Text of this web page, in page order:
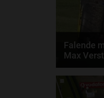
Falende
Max
Het waren